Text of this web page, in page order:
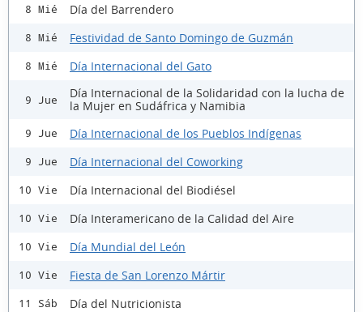
8 Mié Día del Barrendero
8 Mié Festividad de Santo Domingo de Guzmán
8 Mié Día Internacional del Gato
9 Jue
Día Internacional de la Solidaridad con la lucha de
la Mujer en Sudáfrica y Namibia
9 Jue Día Internacional de los Pueblos Indígenas
9 Jue Día Internacional del Coworking
10 Vie Día Internacional del Biodiésel
10 Vie Día Interamericano de la Calidad del Aire
10 Vie Día Mundial del León
10 Vie Fiesta de San Lorenzo Mártir
11 Sáb Día del Nutricionista